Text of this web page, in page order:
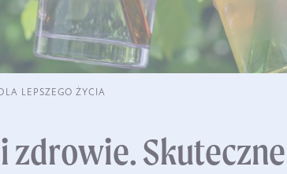
LEPSZEGO ŻYCIA